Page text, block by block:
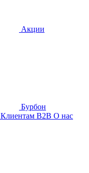
Акции
Бурбон
Клиентам B2B О нас